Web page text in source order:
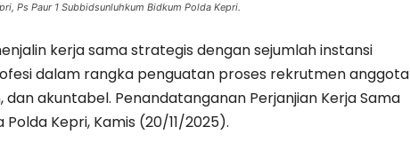
Ps Paur 1 Subbidsunluhkum Bidkum Polda Kepri.
kerja sama strategis dengan sejumlah instansi
dalam rangka penguatan proses rekrutmen anggota
akuntabel. Penandatanganan Perjanjian Kerja Sama
Kepri, Kamis (20/11/2025).